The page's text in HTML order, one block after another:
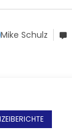
Mike Schulz